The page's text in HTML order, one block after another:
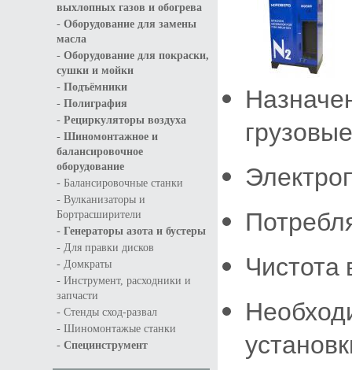
выхлопных газов и обогрева
- Оборудование для замены
масла
- Оборудование для покраски,
сушки и мойки
- Подъёмники
- Полиграфия
- Рециркуляторы воздуха
- Шиномонтажное и
балансировочное
оборудование
- Балансировочные станки
- Вулканизаторы и
Бортрасширители
- Генераторы азота и бустеры
- Для правки дисков
- Домкраты
- Инструмент, расходники и
запчасти
- Стенды сход-развал
- Шиномонтажые станки
- Специнструмент
Чистота